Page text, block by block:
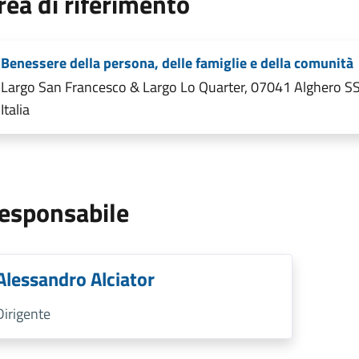
Benessere della persona, delle famiglie e della comunità
Largo San Francesco & Largo Lo Quarter, 07041 Alghero
Italia
Alciator